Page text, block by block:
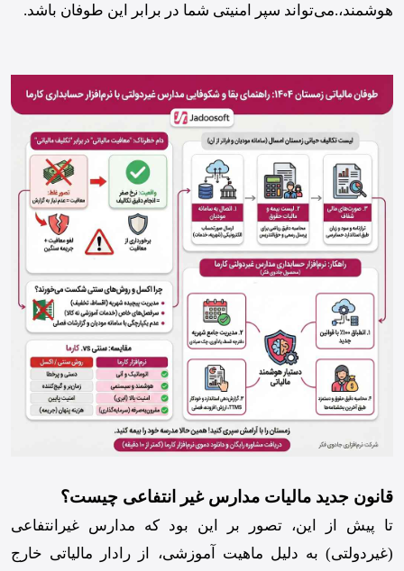
هوشمند،.می‌تواند سپر امنیتی شما در برابر این طوفان باشد.
قانون جدید مالیات مدارس غیر انتفاعی چیست؟
تا پیش از این، تصور بر این بود که مدارس غیرانتفاعی
(غیردولتی) به دلیل ماهیت آموزشی، از رادار مالیاتی خارج